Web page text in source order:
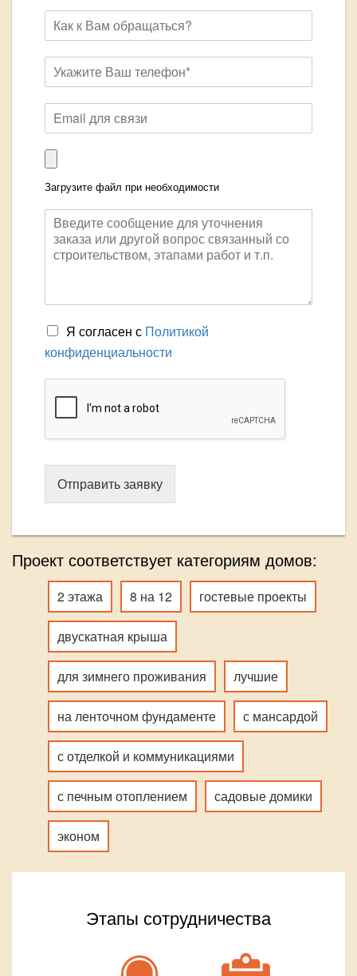
Загрузите файл при необходимости
Я согласен с Политикой
конфиденциальности
Отправить заявку
Проект соответствует категориям домов:
2 этажа 8 на 12 гостевые проекты
двускатная крыша
для зимнего проживания лучшие
на ленточном фундаменте с мансардой
с отделкой и коммуникациями
с печным отоплением садовые домики
эконом
Этапы сотрудничества